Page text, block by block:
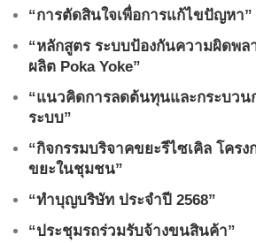
“การตัดสินใจเพื่อการแก้ไขปัญหา”
“หลักสูตร ระบบป้องกันความผิดพล
ผลิต Poka Yoke”
“แนวคิดการลดต้นทุนและกระบวน
ระบบ”
“กิจกรรมบริจาคขยะรีไซเคิล โคร
ขยะในชุมชน”
“ทำบุญบริษัท ประจำปี 2568”
“ประชุมรถร่วมรับจ้างขนสินค้า”